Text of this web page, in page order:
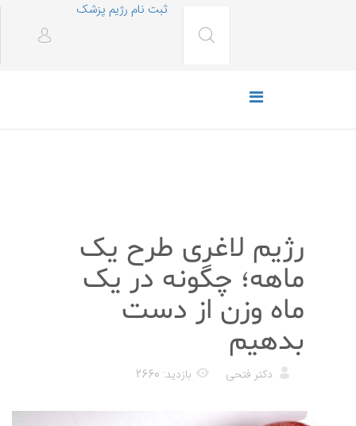
ثبت نام رژیم پزشک
رژیم لاغری طرح یک
ماهه؛ چگونه در یک
ماه وزن از دست
بدهیم
دکتر فتحی بازدید: 2660